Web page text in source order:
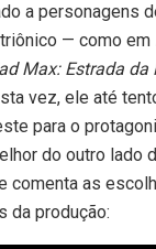
a personagens
— como em
Max: Estrada da
vez, ele até
para o
do outro lado
comenta as
da produção: